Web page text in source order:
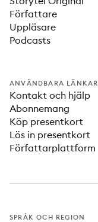
Författare
Uppläsare
Podcasts
ANVÄNDBARA LÄNKAR
Kontakt och hjälp
Abonnemang
Köp presentkort
Lös in presentkort
Författarplattform
SPRÅK OCH REGION